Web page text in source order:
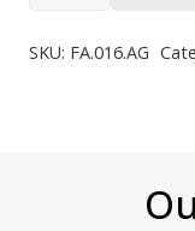
SKU: FA.016.AG